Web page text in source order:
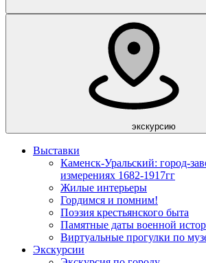
экскурсию
Выставки
Каменск-Уральский: город-
измерениях 1682-1917гг
Жилые интерьеры
Гордимся и помним!
Поэзия крестьянского быта
Памятные даты военной
Виртуальные прогулки по
Экскурсии